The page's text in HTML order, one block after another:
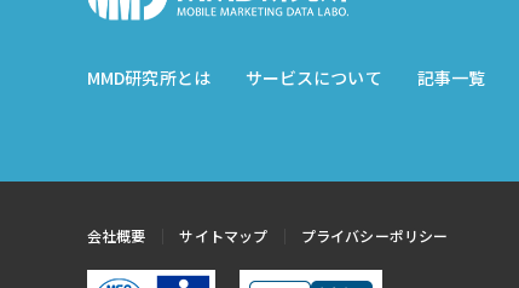
MMD研究所とは サービスについて 記事一覧
会社概要 サイトマップ プライバシーポリシー